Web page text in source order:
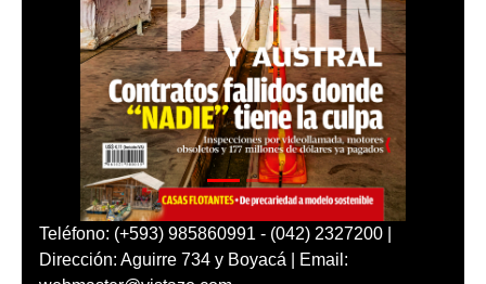
Teléfono: (+593) 985860991 - (042) 2327200 |
Dirección: Aguirre 734 y Boyacá | Email: